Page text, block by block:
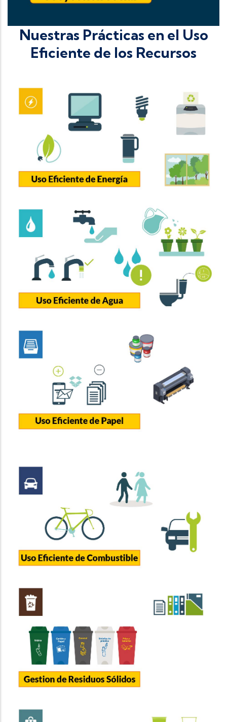
Nuestras Prácticas en el Uso
Eficiente de los Recursos